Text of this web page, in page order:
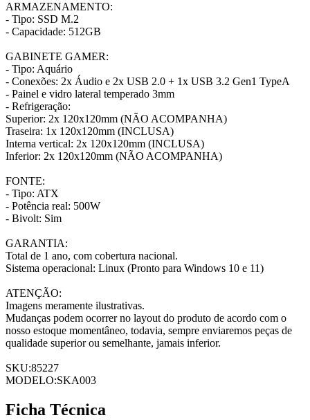
ARMAZENAMENTO:
- Tipo: SSD M.2
- Capacidade: 512GB
GABINETE GAMER:
- Tipo: Aquário
- Conexões: 2x Áudio e 2x USB 2.0 + 1x USB 3.2 Gen1 TypeA
- Painel e vidro lateral temperado 3mm
- Refrigeração:
Superior: 2x 120x120mm (NÃO ACOMPANHA)
Traseira: 1x 120x120mm (INCLUSA)
Interna vertical: 2x 120x120mm (INCLUSA)
Inferior: 2x 120x120mm (NÃO ACOMPANHA)
FONTE:
- Tipo: ATX
- Potência real: 500W
- Bivolt: Sim
GARANTIA:
Total de 1 ano, com cobertura nacional.
Sistema operacional: Linux (Pronto para Windows 10 e 11)
ATENÇÃO:
Imagens meramente ilustrativas.
Mudanças podem ocorrer no layout do produto de acordo com o
nosso estoque momentâneo, todavia, sempre enviaremos peças de
qualidade superior ou semelhante, jamais inferior.
SKU:85227
MODELO:SKA003
Ficha Técnica